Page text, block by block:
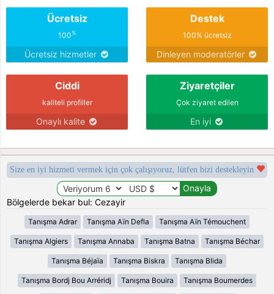
Ücretsiz
100%
Ücretsiz hizmetler
Destek
100% ücretsiz
Dinleyen moderatörler
Ciddi
kaliteli profiller
Onaylı kalite
Ziyaretçiler
Çok ziyaret edilen
En iyi
Size en iyi hizmeti vermek için çok çalışıyoruz, lütfen bizi destekleyin
Bölgelerde bekar bul: Cezayir
Tanışma Adrar Tanışma Aïn Defla Tanışma Aïn Témouchent
Tanışma Algiers Tanışma Annaba Tanışma Batna Tanışma Béchar
Tanışma Béjaïa Tanışma Biskra Tanışma Blida
Tanışma Bordj Bou Arréridj Tanışma Bouira Tanışma Boumerdes